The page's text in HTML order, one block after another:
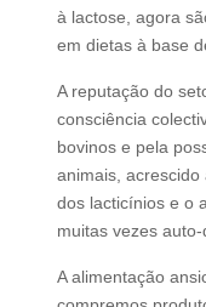
à lactose, agora
em dietas à base
A reputação do
consciência
bovinos e pela
animais,
dos lacticínios e o
muitas vezes auto-
A alimentação